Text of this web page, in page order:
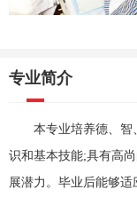
专业简介
本专业培养德、智
识和基本技能;具有高
展潜力。毕业后能够